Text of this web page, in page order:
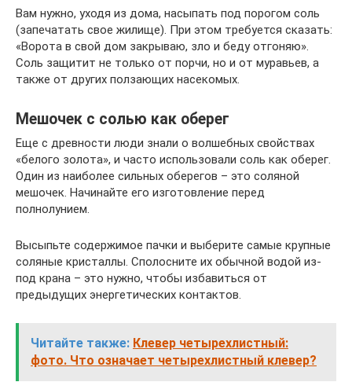
Вам нужно, уходя из дома, насыпать под порогом соль
(запечатать свое жилище). При этом требуется сказать:
«Ворота в свой дом закрываю, зло и беду отгоняю».
Соль защитит не только от порчи, но и от муравьев, а
также от других ползающих насекомых.
Мешочек с солью как оберег
Еще с древности люди знали о волшебных свойствах
«белого золота», и часто использовали соль как оберег.
Один из наиболее сильных оберегов – это соляной
мешочек. Начинайте его изготовление перед
полнолунием.
Высыпьте содержимое пачки и выберите самые крупные
соляные кристаллы. Сполосните их обычной водой из-
под крана – это нужно, чтобы избавиться от
предыдущих энергетических контактов.
Читайте также: Клевер четырехлистный:
фото. Что означает четырехлистный клевер?